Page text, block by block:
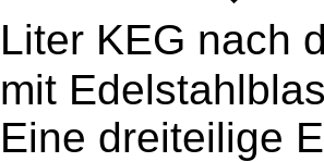
Liter KEG nach
mit
Eine dreiteilige